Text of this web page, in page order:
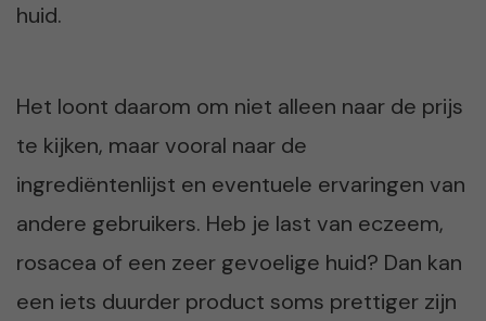
huid.
Het loont daarom om niet alleen naar de prijs
te kijken, maar vooral naar de
ingrediëntenlijst en eventuele ervaringen van
andere gebruikers. Heb je last van eczeem,
rosacea of een zeer gevoelige huid? Dan kan
een iets duurder product soms prettiger zijn